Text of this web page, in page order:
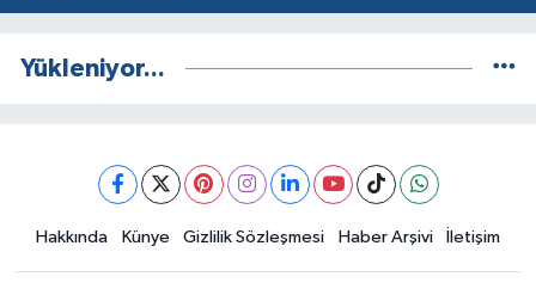
Yükleniyor...
Hakkında Künye Gizlilik Sözleşmesi Haber Arşivi İletişim